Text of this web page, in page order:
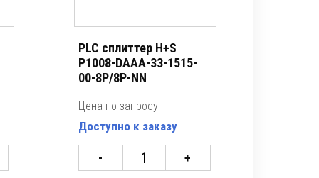
PLC сплиттер H+S
P1008-DAAA-33-1515-
00-8P/8P-NN
Цена по запросу
Доступно к заказу
- +